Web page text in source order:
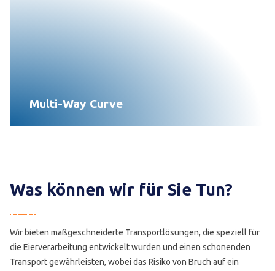
Multi-Way Curve
Was können wir für Sie Tun?
Wir bieten maßgeschneiderte Transportlösungen, die speziell für
die Eierverarbeitung entwickelt wurden und einen schonenden
Transport gewährleisten, wobei das Risiko von Bruch auf ein